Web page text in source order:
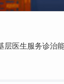
医生服务诊治